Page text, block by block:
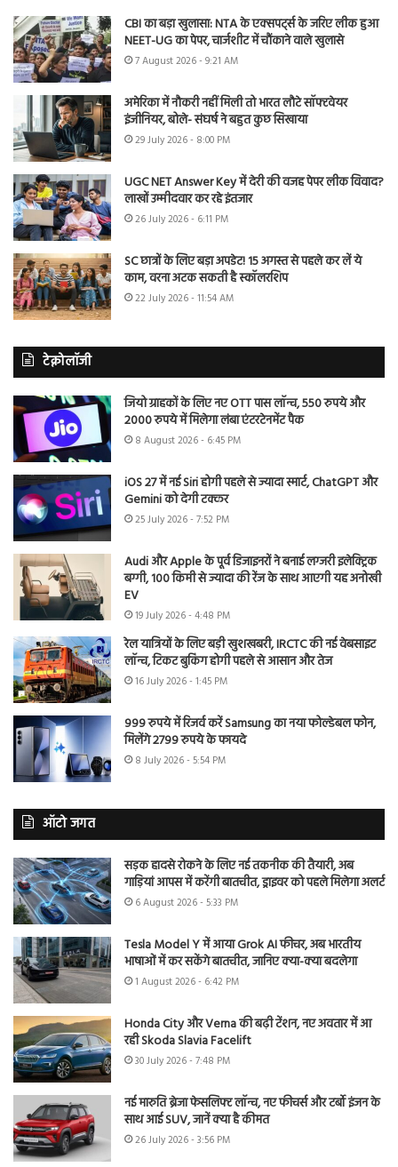
CBI का बड़ा खुलासा: NTA के एक्सपर्ट्स के जरिए लीक हुआ
NEET-UG का पेपर, चार्जशीट में चौंकाने वाले खुलासे
7 August 2026 - 9:21 AM
अमेरिका में नौकरी नहीं मिली तो भारत लौटे सॉफ्टवेयर
इंजीनियर, बोले- संघर्ष ने बहुत कुछ सिखाया
29 July 2026 - 8:00 PM
UGC NET Answer Key में देरी की वजह पेपर लीक विवाद?
लाखों उम्मीदवार कर रहे इंतजार
26 July 2026 - 6:11 PM
SC छात्रों के लिए बड़ा अपडेट! 15 अगस्त से पहले कर लें ये
काम, वरना अटक सकती है स्कॉलरशिप
22 July 2026 - 11:54 AM
टेक्नोलॉजी
जियो ग्राहकों के लिए नए OTT पास लॉन्च, 550 रुपये और
2000 रुपये में मिलेगा लंबा एंटरटेनमेंट पैक
8 August 2026 - 6:45 PM
iOS 27 में नई Siri होगी पहले से ज्यादा स्मार्ट, ChatGPT और
Gemini को देगी टक्कर
25 July 2026 - 7:52 PM
Audi और Apple के पूर्व डिजाइनरों ने बनाई लग्जरी इलेक्ट्रिक
बग्गी, 100 किमी से ज्यादा की रेंज के साथ आएगी यह अनोखी
EV
19 July 2026 - 4:48 PM
रेल यात्रियों के लिए बड़ी खुशखबरी, IRCTC की नई वेबसाइट
लॉन्च, टिकट बुकिंग होगी पहले से आसान और तेज
16 July 2026 - 1:45 PM
999 रुपये में रिजर्व करें Samsung का नया फोल्डेबल फोन,
मिलेंगे 2799 रुपये के फायदे
8 July 2026 - 5:54 PM
ऑटो जगत
सड़क हादसे रोकने के लिए नई तकनीक की तैयारी, अब
गाड़ियां आपस में करेंगी बातचीत, ड्राइवर को पहले मिलेगा अलर्ट
6 August 2026 - 5:33 PM
Tesla Model Y में आया Grok AI फीचर, अब भारतीय
भाषाओं में कर सकेंगे बातचीत, जानिए क्या-क्या बदलेगा
1 August 2026 - 6:42 PM
Honda City और Verna की बढ़ी टेंशन, नए अवतार में आ
रही Skoda Slavia Facelift
30 July 2026 - 7:48 PM
नई मारुति ब्रेजा फेसलिफ्ट लॉन्च, नए फीचर्स और टर्बो इंजन के
साथ आई SUV, जानें क्या है कीमत
26 July 2026 - 3:56 PM